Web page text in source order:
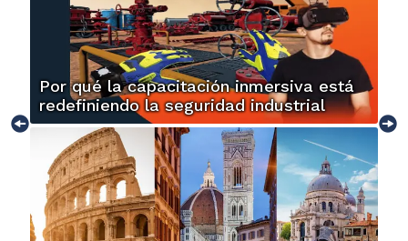
Por qué la capacitación inmersiva está
redefiniendo la seguridad industrial